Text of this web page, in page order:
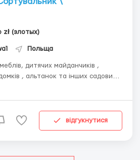
(злотых)
Польща
, альтанок та інших садових
...
відгукнутися